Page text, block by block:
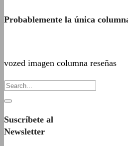
Probablemente la única
vozed imagen columna reseñas
Suscríbete al
Newsletter